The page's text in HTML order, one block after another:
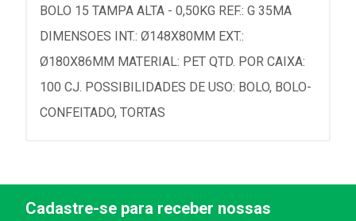
BOLO 15 TAMPA ALTA - 0,50KG REF.: G 35MA
DIMENSOES INT.: Ø148X80MM EXT.:
Ø180X86MM MATERIAL: PET QTD. POR CAIXA:
100 CJ. POSSIBILIDADES DE USO: BOLO, BOLO-
CONFEITADO, TORTAS
Cadastre-se para receber nossas